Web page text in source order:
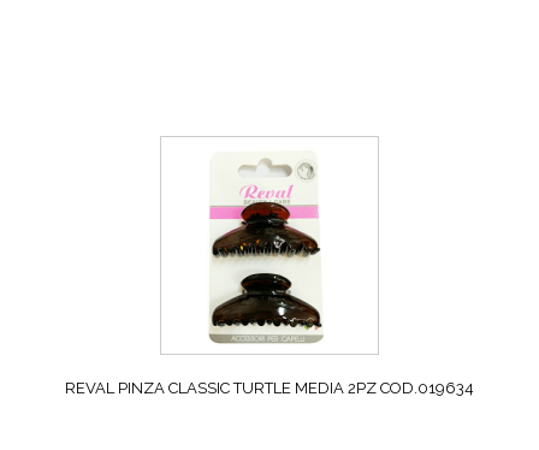
REVAL PINZA CLASSIC TURTLE MEDIA 2PZ COD.019634